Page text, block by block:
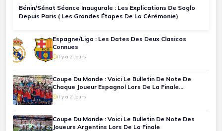
Bénin/Sénat Séance Inaugurale : Les Explications De Soglo
Depuis Paris ( Les Grandes Étapes De La Cérémonie)
Espagne/Liga : Les Dates Des Deux Clasicos
Connues
il y a 2 jours
Coupe Du Monde : Voici Le Bulletin De Note De
Chaque Joueur Espagnol Lors De La Finale
Espagne-Argentine
il y a 2 jours
Coupe Du Monde : Voici Le Bulletin De Note Des
Joueurs Argentins Lors De La Finale